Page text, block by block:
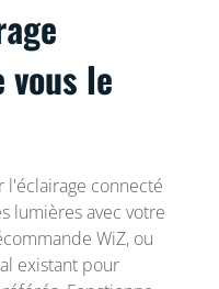
vous le
connecté
lumières avec votre
WiZ, ou
existant pour